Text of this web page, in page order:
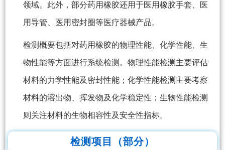
领域。此外，部分药用橡胶还用于医用橡胶手套、医
用导管、医用密封圈等医疗器械产品。
检测概要包括对药用橡胶的物理性能、化学性能、生
物性能等方面进行系统检测。物理性能检测主要评估
材料的力学性能及密封性能；化学性能检测主要考察
材料的溶出物、挥发物及化学稳定性；生物性能检测
则关注材料的生物相容性及安全性指标。
检测项目（部分）